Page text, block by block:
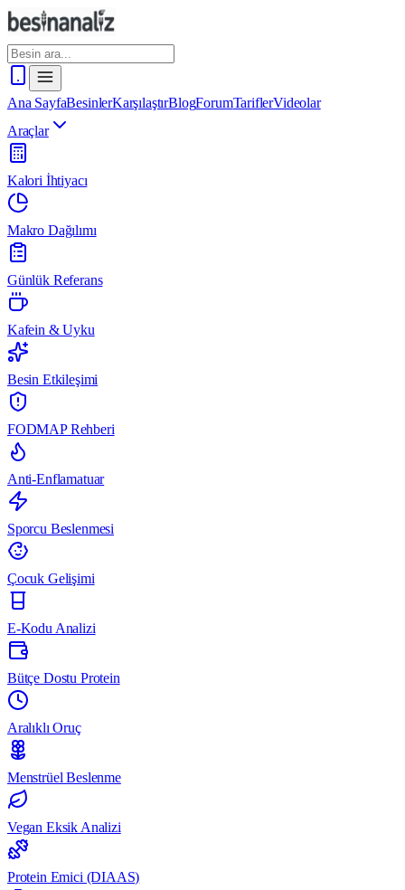
Ana SayfaBesinlerKarşılaştırBlogForumTariflerVideolar
Araçlar
Kalori İhtiyacı
Makro Dağılımı
Günlük Referans
Kafein & Uyku
Besin Etkileşimi
FODMAP Rehberi
Anti-Enflamatuar
Sporcu Beslenmesi
Çocuk Gelişimi
E-Kodu Analizi
Bütçe Dostu Protein
Aralıklı Oruç
Menstrüel Beslenme
Vegan Eksik Analizi
Protein Emici (DIAAS)